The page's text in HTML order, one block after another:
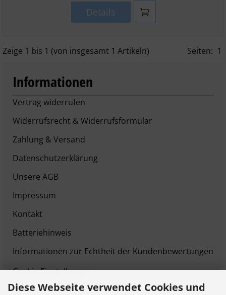
Details
Zeige 1 bis 1 (von insgesamt 1 Artikeln) Seiten: 1
Informationen
Vertrag widerrufen
Widerrufsrecht & Widerrufsformular
Zahlung & Versand
Datenschutzerklärung
Unsere AGB
Impressum
Kontakt
Batteriehinweis
Informationen zur Echtheit der Kundenbewertungen
Cookie Einstellungen
Diese Webseite verwendet Cookies und